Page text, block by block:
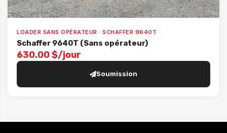
LOADER SANS OPÉRATEUR · SCHAFFER 9640T
Schaffer 9640T (Sans opérateur)
630.00 $/jour
Soumission